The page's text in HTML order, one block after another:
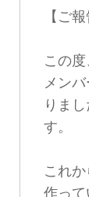
【ご報
この
メン
りま
す。
これ
作っ